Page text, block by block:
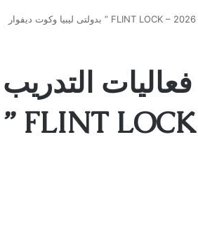
التدريب
متعدد الجنسيات ” FLINT LOCK – 2026 ”